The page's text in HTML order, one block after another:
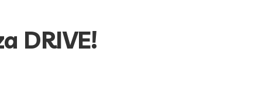
DRIVE!